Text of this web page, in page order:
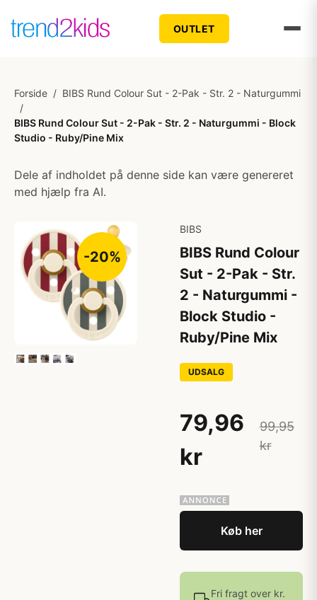
OUTLET
Forside / BIBS Rund Colour Sut - 2-Pak - Str. 2 - Naturgummi
/
BIBS Rund Colour Sut - 2-Pak - Str. 2 - Naturgummi - Block
Studio - Ruby/Pine Mix
Dele af indholdet på denne side kan være genereret
med hjælp fra AI.
-20%
BIBS
BIBS Rund Colour
Sut - 2-Pak - Str.
2 - Naturgummi -
Block Studio -
Ruby/Pine Mix
UDSALG
79,96
kr
99,95
kr
Køb her
Fri fragt over kr.